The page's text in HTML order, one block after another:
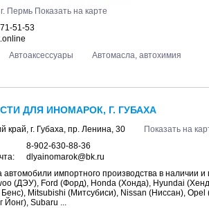
Пермь Показать на карте
51-53
Автоаксессуары
Автомасла, автохимия
ДЛЯ ИНОМАРОК, Г. ГУБАХА
край, г. Губаха, пр. Ленина, 30
Показать на
8-902-630-88-36
dlyainomarok@bk.ru
автомобили импортного производства в наличии
(ДЭУ), Ford (Форд), Honda (Хонда), Hyundai
Mitsubishi (Митсубиси), Nissan (Ниссан),
Йонг), Subaru ...